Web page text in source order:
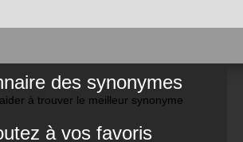
des synonymes
à trouver le meilleur synonyme
à vos favoris